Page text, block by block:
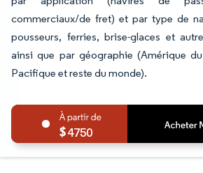
commerciaux/de fret) et par type de
pousseurs, ferries, brise-glaces et
ainsi que par géographie (Amérique
Pacifique et reste du monde).
4750